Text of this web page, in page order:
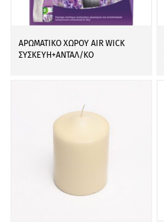
ΑΡΩΜΑΤΙΚΟ ΧΩΡΟΥ AIR WICK
ΣΥΣΚΕΥΗ+ΑΝΤΑΛ/ΚΟ